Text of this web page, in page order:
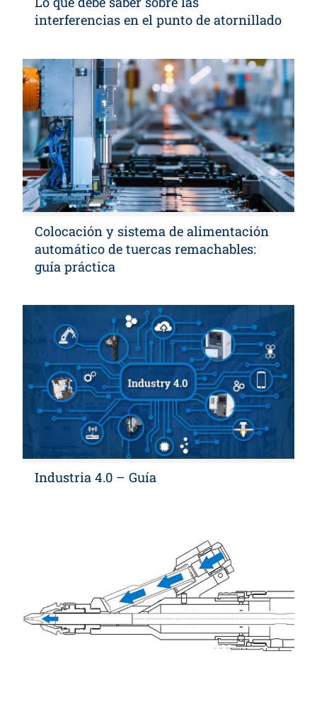
interferencias en el punto de atornillado
Colocación y sistema de alimentación
automático de tuercas remachables:
guía práctica
Industria 4.0 – Guía